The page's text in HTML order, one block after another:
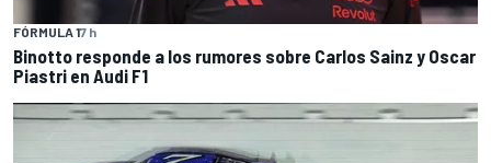
FÓRMULA 17 h
Binotto responde a los rumores sobre Carlos Sainz y Oscar
Piastri en Audi F1